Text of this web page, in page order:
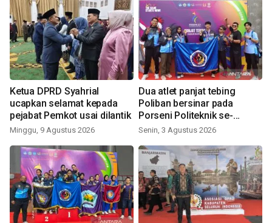
Ketua DPRD Syahrial
ucapkan selamat kepada
pejabat Pemkot usai dilantik
Minggu, 9 Agustus 2026
Dua atlet panjat tebing
Poliban bersinar pada
Porseni Politeknik se-
Indonesia 2026
Senin, 3 Agustus 2026